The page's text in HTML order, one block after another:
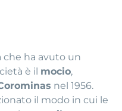
che ha avuto un
è il mocio,
nel 1956.
il modo in cui le